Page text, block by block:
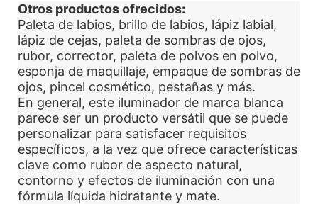
Otros productos ofrecidos:
Paleta de labios, brillo de labios, lápiz labial,
lápiz de cejas, paleta de sombras de ojos,
rubor, corrector, paleta de polvos en polvo,
esponja de maquillaje, empaque de sombras de
ojos, pincel cosmético, pestañas y más.
En general, este iluminador de marca blanca
parece ser un producto versátil que se puede
personalizar para satisfacer requisitos
específicos, a la vez que ofrece características
clave como rubor de aspecto natural,
contorno y efectos de iluminación con una
fórmula líquida hidratante y mate.